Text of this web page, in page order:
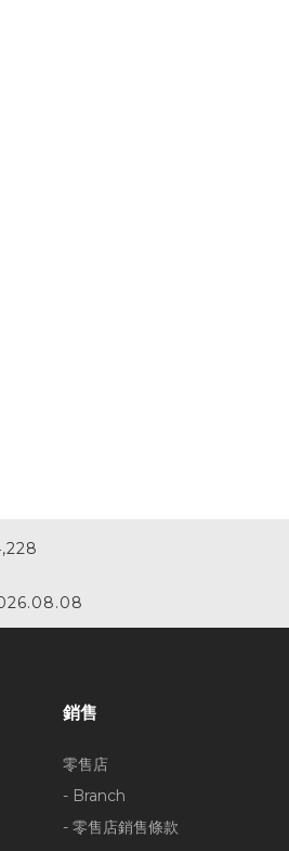
銷售
零售店
- Branch
- 零售店銷售條款